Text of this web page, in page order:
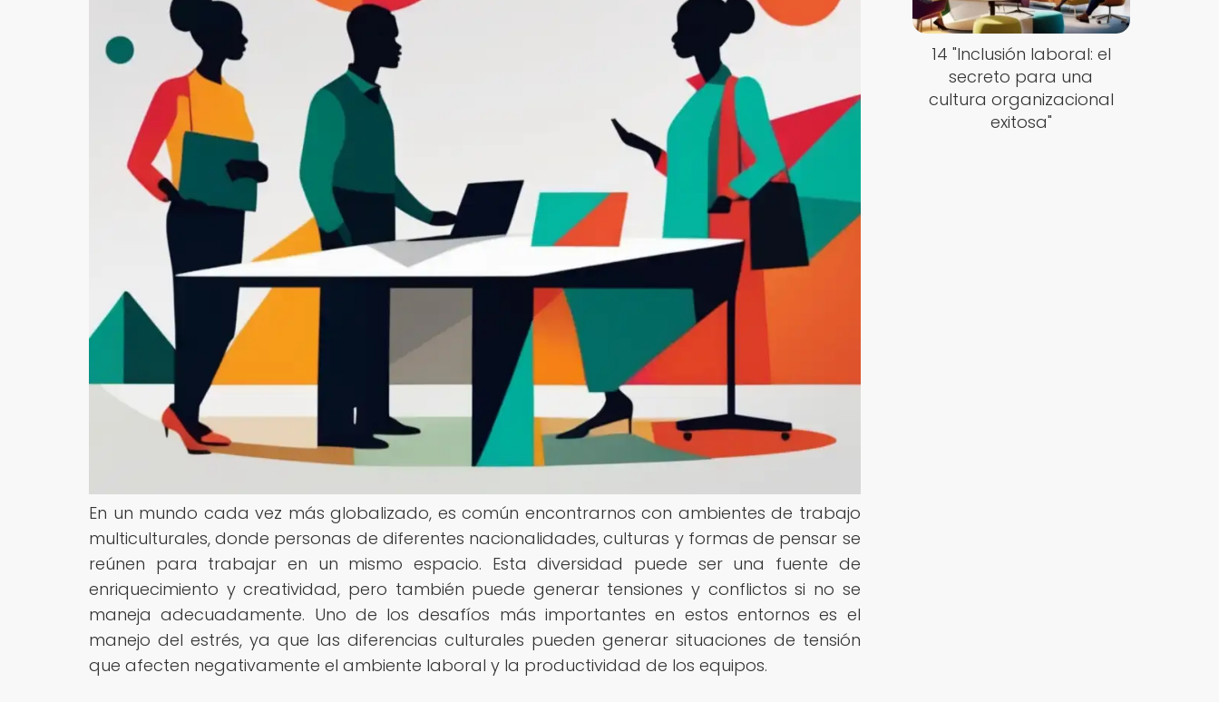
En un mundo cada vez más globalizado, es común encontrarnos con ambientes de trabajo
multiculturales, donde personas de diferentes nacionalidades, culturas y formas de pensar se
reúnen para trabajar en un mismo espacio. Esta diversidad puede ser una fuente de
enriquecimiento y creatividad, pero también puede generar tensiones y conflictos si no se
maneja adecuadamente. Uno de los desafíos más importantes en estos entornos es el
manejo del estrés, ya que las diferencias culturales pueden generar situaciones de tensión
que afecten negativamente el ambiente laboral y la productividad de los equipos.
14 "Inclusión laboral: el
secreto para una
cultura organizacional
exitosa"